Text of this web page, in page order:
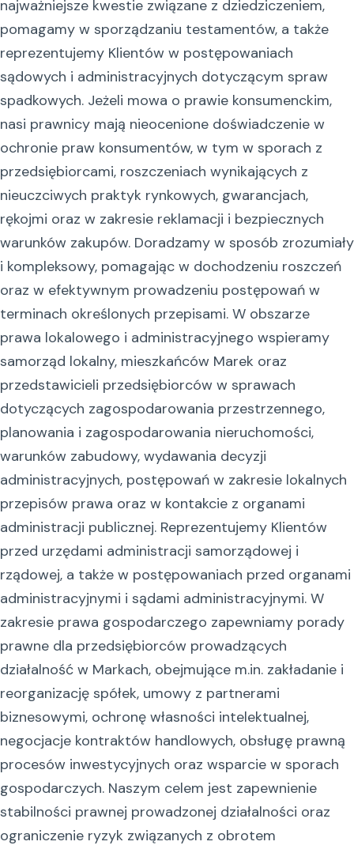
najważniejsze kwestie związane z dziedziczeniem,
pomagamy w sporządzaniu testamentów, a także
reprezentujemy Klientów w postępowaniach
sądowych i administracyjnych dotyczącym spraw
spadkowych. Jeżeli mowa o prawie konsumenckim,
nasi prawnicy mają nieocenione doświadczenie w
ochronie praw konsumentów, w tym w sporach z
przedsiębiorcami, roszczeniach wynikających z
nieuczciwych praktyk rynkowych, gwarancjach,
rękojmi oraz w zakresie reklamacji i bezpiecznych
warunków zakupów. Doradzamy w sposób zrozumiały
i kompleksowy, pomagając w dochodzeniu roszczeń
oraz w efektywnym prowadzeniu postępowań w
terminach określonych przepisami. W obszarze
prawa lokalowego i administracyjnego wspieramy
samorząd lokalny, mieszkańców Marek oraz
przedstawicieli przedsiębiorców w sprawach
dotyczących zagospodarowania przestrzennego,
planowania i zagospodarowania nieruchomości,
warunków zabudowy, wydawania decyzji
administracyjnych, postępowań w zakresie lokalnych
przepisów prawa oraz w kontakcie z organami
administracji publicznej. Reprezentujemy Klientów
przed urzędami administracji samorządowej i
rządowej, a także w postępowaniach przed organami
administracyjnymi i sądami administracyjnymi. W
zakresie prawa gospodarczego zapewniamy porady
prawne dla przedsiębiorców prowadzących
działalność w Markach, obejmujące m.in. zakładanie i
reorganizację spółek, umowy z partnerami
biznesowymi, ochronę własności intelektualnej,
negocjacje kontraktów handlowych, obsługę prawną
procesów inwestycyjnych oraz wsparcie w sporach
gospodarczych. Naszym celem jest zapewnienie
stabilności prawnej prowadzonej działalności oraz
ograniczenie ryzyk związanych z obrotem